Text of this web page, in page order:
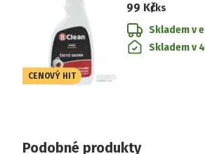
CENOVÝ HIT
99 Kč/ks
Skladem v
Skladem v
Podobné produkty